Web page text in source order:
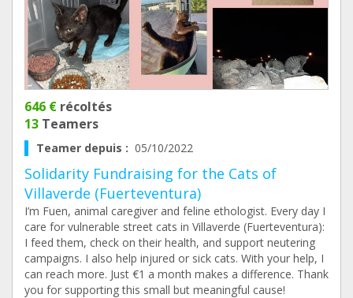
646 € récoltés
13 Teamers
Teamer depuis : 05/10/2022
Solidarity Fundraising for the Cats of
Villaverde (Fuerteventura)
I’m Fuen, animal caregiver and feline ethologist. Every day I
care for vulnerable street cats in Villaverde (Fuerteventura):
I feed them, check on their health, and support neutering
campaigns. I also help injured or sick cats. With your help, I
can reach more. Just €1 a month makes a difference. Thank
you for supporting this small but meaningful cause!